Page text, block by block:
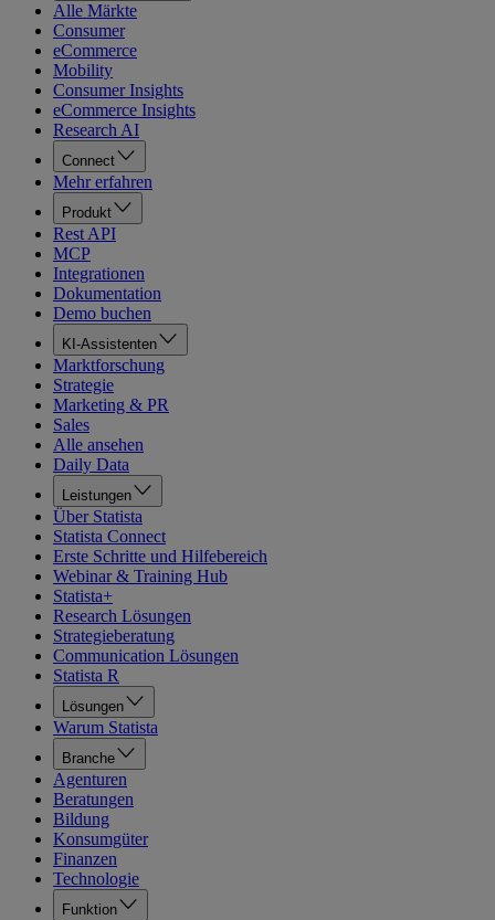
Alle Märkte
Consumer
eCommerce
Mobility
Consumer Insights
eCommerce Insights
Research AI
Connect
Mehr erfahren
Produkt
Rest API
MCP
Integrationen
Dokumentation
Demo buchen
KI-Assistenten
Marktforschung
Strategie
Marketing & PR
Sales
Alle ansehen
Daily Data
Leistungen
Über Statista
Statista Connect
Erste Schritte und Hilfebereich
Webinar & Training Hub
Statista+
Research Lösungen
Strategieberatung
Communication Lösungen
Statista R
Lösungen
Warum Statista
Branche
Agenturen
Beratungen
Bildung
Konsumgüter
Finanzen
Technologie
Funktion